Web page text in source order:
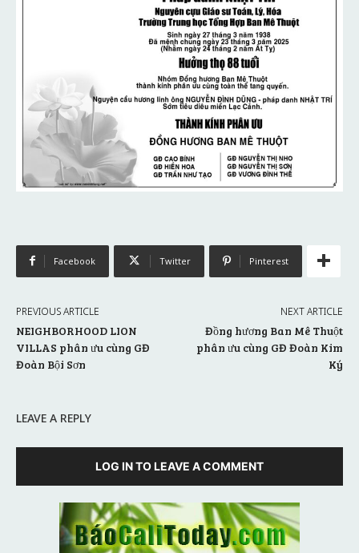
Facebook Twitter Pinterest
PREVIOUS ARTICLE
NEIGHBORHOOD LION
VILLAS phân ưu cùng GĐ
Đoàn Bội Sơn
NEXT ARTICLE
Đồng hương Ban Mê Thuột
phân ưu cùng GĐ Đoàn Kim
Ký
LEAVE A REPLY
LOG IN TO LEAVE A COMMENT